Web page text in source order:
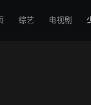
综艺 电视剧